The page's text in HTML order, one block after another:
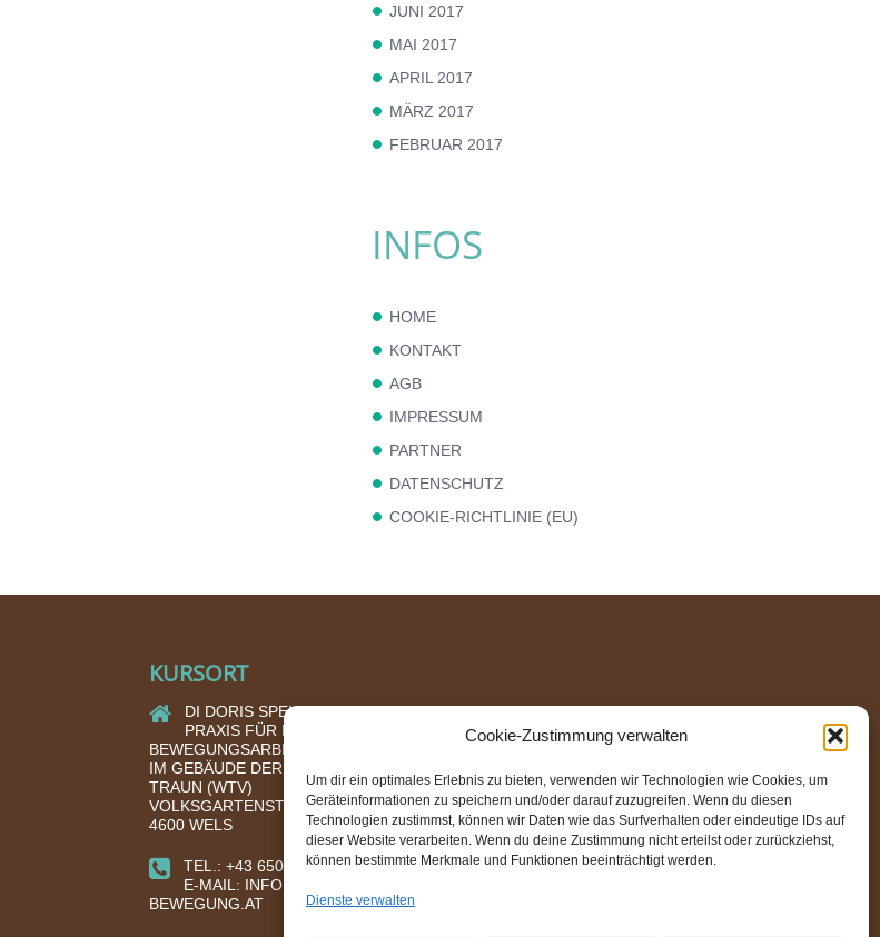
Cookie-Zustimmung verwalten
Um dir ein optimales Erlebnis zu bieten, verwenden wir Technologien wie Cookies, um
Geräteinformationen zu speichern und/oder darauf zuzugreifen. Wenn du diesen
Technologien zustimmst, können wir Daten wie das Surfverhalten oder eindeutige IDs auf
dieser Website verarbeiten. Wenn du deine Zustimmung nicht erteilst oder zurückziehst,
können bestimmte Merkmale und Funktionen beeinträchtigt werden.
Dienste verwalten
JUNI 2017
MAI 2017
APRIL 2017
MÄRZ 2017
FEBRUAR 2017
INFOS
HOME
KONTAKT
AGB
IMPRESSUM
PARTNER
DATENSCHUTZ
COOKIE-RICHTLINIE (EU)
KURSORT
DI DORIS SPEIGNER
PRAXIS FÜR ENERGIE- UND
BEWEGUNGSARBEIT
IM GEBÄUDE DER TURNHALLE AN DER
TRAUN (WTV)
VOLKSGARTENSTRASSE 17
4600 WELS
TEL.: +43 650 580 1060
E-MAIL: INFO@ENERGIE-IN-
BEWEGUNG.AT